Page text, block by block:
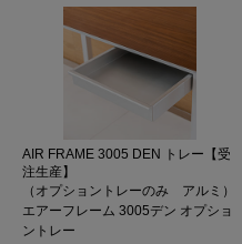
AIR FRAME 3005 DEN トレー【受
注生産】
（オプショントレーのみ アルミ）
エアーフレーム 3005デン オプショ
ントレー